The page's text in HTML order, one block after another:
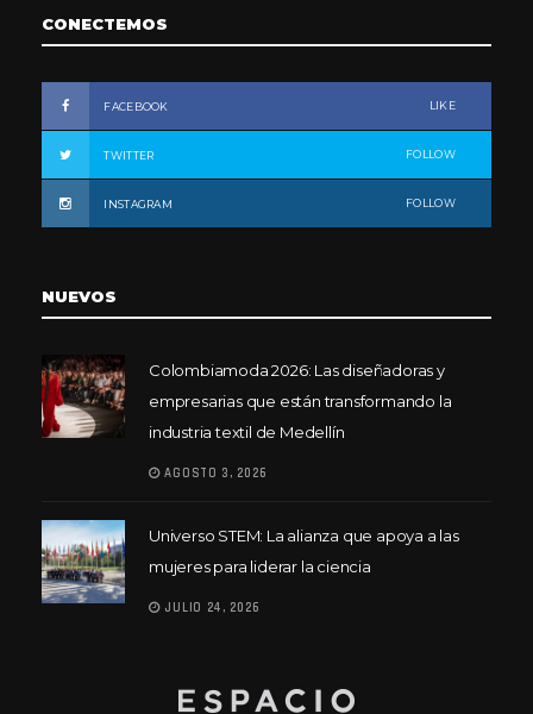
CONECTEMOS
FACEBOOK LIKE
TWITTER FOLLOW
INSTAGRAM FOLLOW
NUEVOS
Colombiamoda 2026: Las diseñadoras y
empresarias que están transformando la
industria textil de Medellín
AGOSTO 3, 2026
Universo STEM: La alianza que apoya a las
mujeres para liderar la ciencia
JULIO 24, 2026